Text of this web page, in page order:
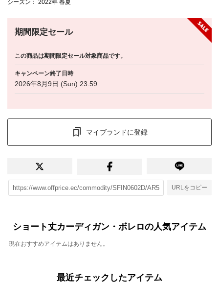
シーズン ： 2022年 春夏
期間限定セール
この商品は期間限定セール対象商品です。
キャンペーン終了日時
2026年8月9日 (Sun) 23:59
マイブランドに登録
URLをコピー
ショート丈カーディガン・ボレロの人気アイテム
現在おすすめアイテムはありません。
最近チェックしたアイテム